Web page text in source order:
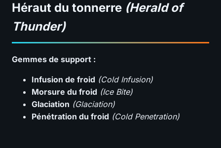
Héraut du tonnerre (Herald of
Thunder)
Gemmes de support :
Infusion de froid (Cold Infusion)
Morsure du froid (Ice Bite)
Glaciation (Glaciation)
Pénétration du froid (Cold Penetration)